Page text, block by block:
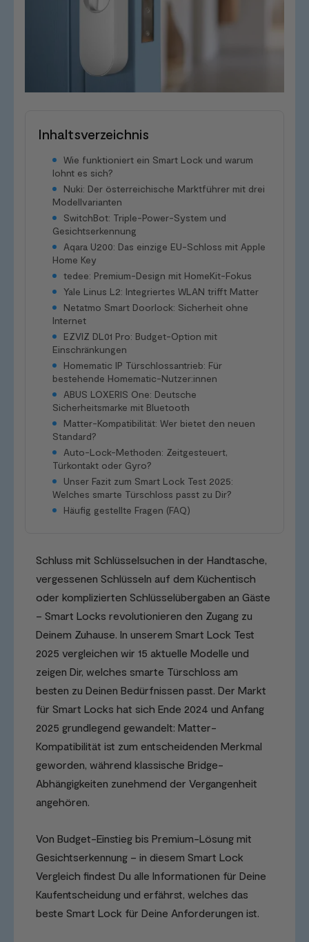
Inhaltsverzeichnis
Wie funktioniert ein Smart Lock und warum
lohnt es sich?
Nuki: Der österreichische Marktführer mit drei
Modellvarianten
SwitchBot: Triple-Power-System und
Gesichtserkennung
Aqara U200: Das einzige EU-Schloss mit Apple
Home Key
tedee: Premium-Design mit HomeKit-Fokus
Yale Linus L2: Integriertes WLAN trifft Matter
Netatmo Smart Doorlock: Sicherheit ohne
Internet
EZVIZ DL01 Pro: Budget-Option mit
Einschränkungen
Homematic IP Türschlossantrieb: Für
bestehende Homematic-Nutzer:innen
ABUS LOXERIS One: Deutsche
Sicherheitsmarke mit Bluetooth
Matter-Kompatibilität: Wer bietet den neuen
Standard?
Auto-Lock-Methoden: Zeitgesteuert,
Türkontakt oder Gyro?
Unser Fazit zum Smart Lock Test 2025:
Welches smarte Türschloss passt zu Dir?
Häufig gestellte Fragen (FAQ)
Schluss mit Schlüsselsuchen in der Handtasche,
vergessenen Schlüsseln auf dem Küchentisch
oder komplizierten Schlüsselübergaben an Gäste
– Smart Locks revolutionieren den Zugang zu
Deinem Zuhause. In unserem Smart Lock Test
2025 vergleichen wir 15 aktuelle Modelle und
zeigen Dir, welches smarte Türschloss am
besten zu Deinen Bedürfnissen passt. Der Markt
für Smart Locks hat sich Ende 2024 und Anfang
2025 grundlegend gewandelt: Matter-
Kompatibilität ist zum entscheidenden Merkmal
geworden, während klassische Bridge-
Abhängigkeiten zunehmend der Vergangenheit
angehören.
Von Budget-Einstieg bis Premium-Lösung mit
Gesichtserkennung – in diesem Smart Lock
Vergleich findest Du alle Informationen für Deine
Kaufentscheidung und erfährst, welches das
beste Smart Lock für Deine Anforderungen ist.